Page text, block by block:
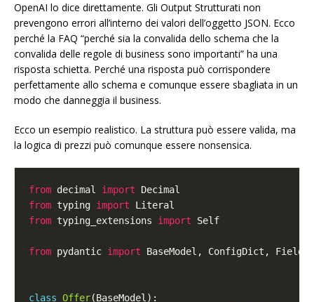
OpenAI lo dice direttamente. Gli Output Strutturati non
prevengono errori all’interno dei valori dell’oggetto JSON. Ecco
perché la FAQ “perché sia la convalida dello schema che la
convalida delle regole di business sono importanti” ha una
risposta schietta. Perché una risposta può corrispondere
perfettamente allo schema e comunque essere sbagliata in un
modo che danneggia il business.
Ecco un esempio realistico. La struttura può essere valida, ma
la logica di prezzi può comunque essere nonsensica.
from decimal import
from typing import
from typing_extensions import
from pydantic import
class Offer